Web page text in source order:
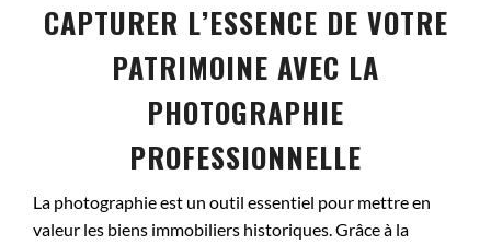
CAPTURER L’ESSENCE DE VOTRE
PATRIMOINE AVEC LA
PHOTOGRAPHIE
PROFESSIONNELLE
La photographie est un outil essentiel pour mettre en
valeur les biens immobiliers historiques. Grâce à la